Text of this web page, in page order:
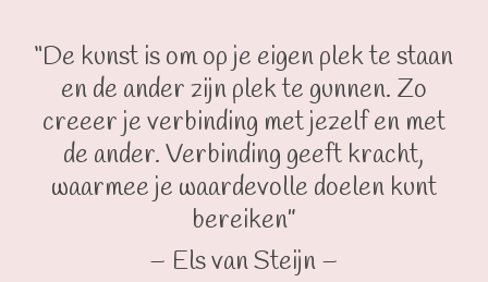
“De kunst is om op je eigen plek te staan
en de ander zijn plek te gunnen. Zo
creeer je verbinding met jezelf en met
de ander. Verbinding geeft kracht,
waarmee je waardevolle doelen kunt
bereiken”
– Els van Steijn –